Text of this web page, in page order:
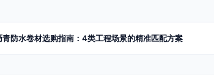
青防水卷材选购指南：4类工程场景的精准匹配方案